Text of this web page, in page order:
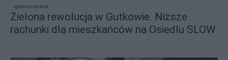
sponsorowane
Zielona rewolucja w Gutkowie. Niższe
rachunki dla mieszkańców na Osiedlu SLOW